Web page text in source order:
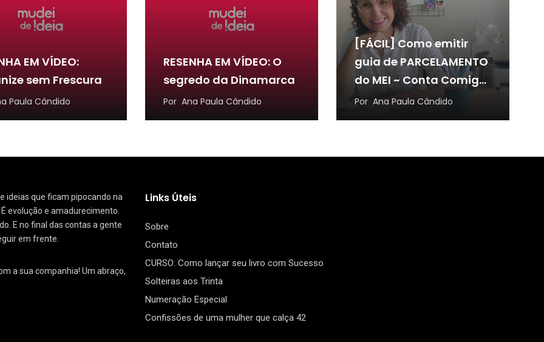
EM VÍDEO:
sem Frescura
Paula Cândido
RESENHA EM VÍDEO: O
segredo da Dinamarca
Por Ana Paula Cândido
[FÁCIL] Como emitir
guia de PARCELAMENTO
do MEI ~ Conta Comigo
MEI
Por Ana Paula Cândido
ideias que ficam pipocando na
evolução e amadurecimento.
E no final das contas a gente
em frente.
a sua companhia! Um abraço,
Links Úteis
Sobre
Contato
CURSO: Como lançar seu livro com Sucesso
Solteiras aos Trinta
Numeração Especial
Confissões de uma mulher que calça 42